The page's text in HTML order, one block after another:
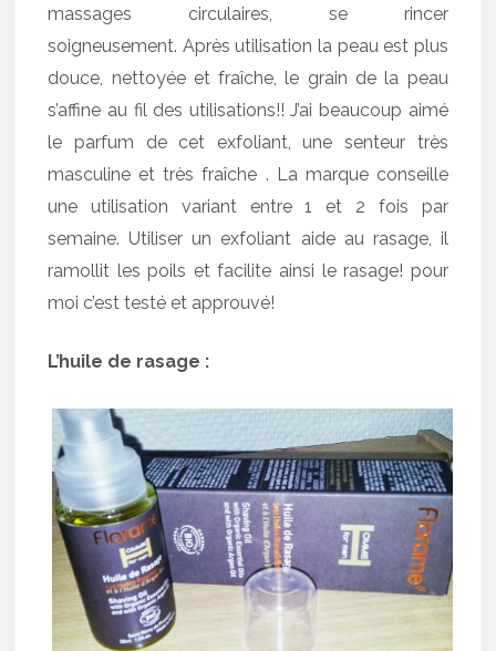
massages circulaires, se rincer
soigneusement. Après utilisation la peau est plus
douce, nettoyée et fraîche, le grain de la peau
s’affine au fil des utilisations!! J’ai beaucoup aimé
le parfum de cet exfoliant, une senteur très
masculine et très fraîche . La marque conseille
une utilisation variant entre 1 et 2 fois par
semaine. Utiliser un exfoliant aide au rasage, il
ramollit les poils et facilite ainsi le rasage! pour
moi c’est testé et approuvé!
L’huile de rasage :